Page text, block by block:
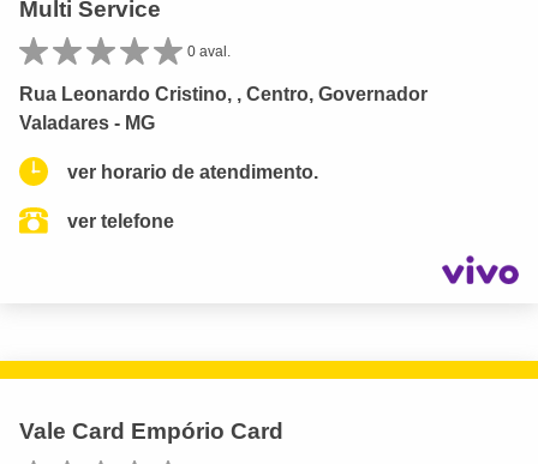
Multi Service
0 aval.
Rua Leonardo Cristino, , Centro, Governador
Valadares - MG
ver horario de atendimento.
ver telefone
Vale Card Empório Card